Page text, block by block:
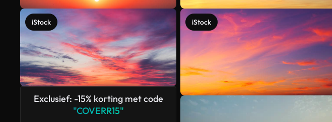
iStock
Exclusief: -15% korting met code
"COVERR15"
iStock